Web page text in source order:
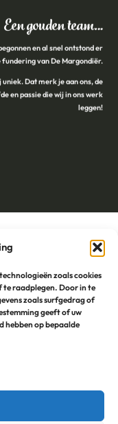
zoals cookies
raadplegen. Door in te
zoals surfgedrag of
geeft of uw
hebben op bepaalde
Een gouden team…
en al snel ontstond er
fundering van De Margondiër.
uniek. Dat merk je aan ons, de
en passie die wij in ons werk
leggen!
is
voor op kantoor –